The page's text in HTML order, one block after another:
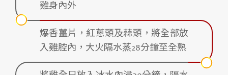
雞身內外
爆香薑片，紅蔥頭及蒜頭，將全部放
入雞腔內，大火隔水蒸28分鐘至全熟